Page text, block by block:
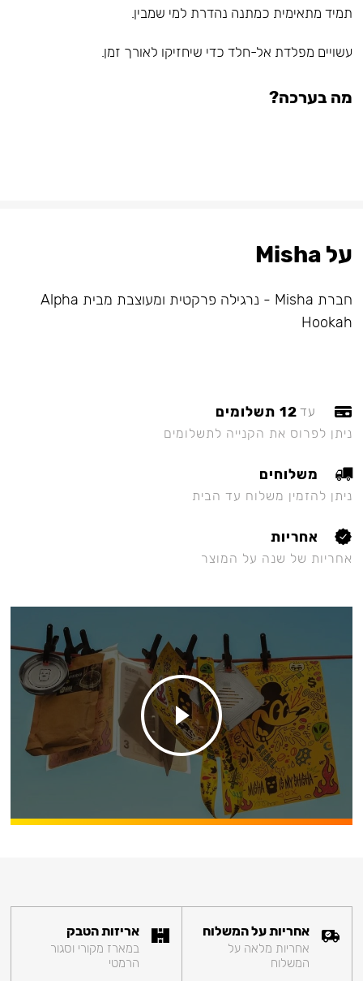
תמיד מתאימית כמתנה נהדרת למי שמבין.
עשויים מפלדת אל-חלד כדי שיחזיקו לאורך זמן.
מה בערכה?
על Misha
חברת Misha - נרגילה פרקטית ומעוצבת מבית Alpha
Hookah
עד 12 תשלומים
ניתן לפרוס את הקנייה לתשלומים
משלוחים
ניתן להזמין משלוח עד הבית
אחריות
אחריות של שנה על המוצר
אחריות על המשלוח
אחריות מלאה על
המשלוח
אריזות הטבק
במארז מקורי וסגור
הרמטי